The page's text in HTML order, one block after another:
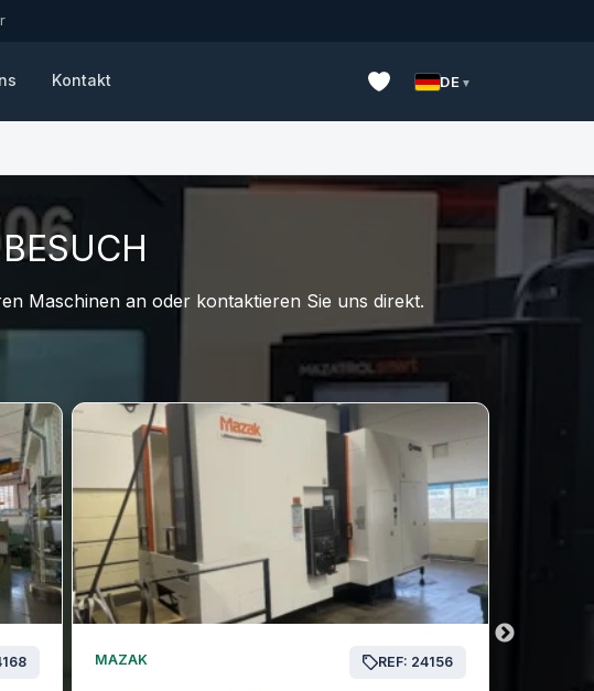
Kontakt DE
Maschinen an oder kontaktieren Sie uns direkt.
MAZAK REF: 24156